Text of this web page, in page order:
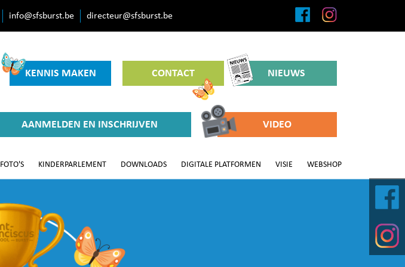
info@sfsburst.be directeur@sfsburst.be
KENNIS MAKEN CONTACT NIEUWS
AANMELDEN EN INSCHRIJVEN VIDEO
FOTO'S KINDERPARLEMENT DOWNLOADS DIGITALE PLATFORMEN VISIE WEBSHOP